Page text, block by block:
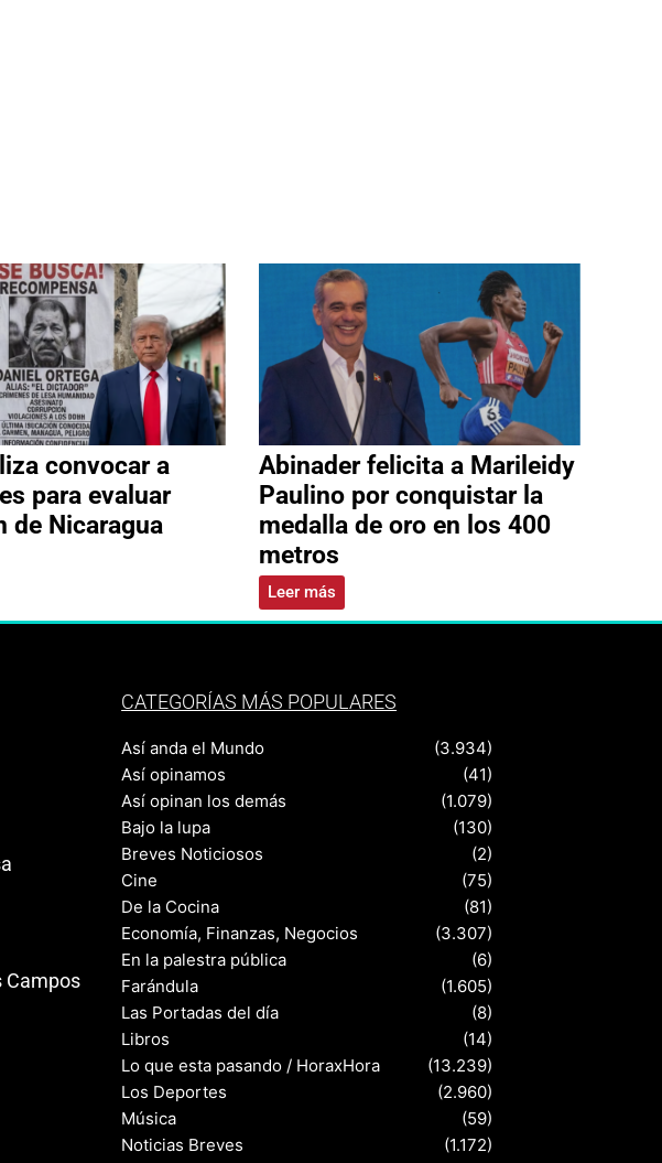
convocar a
para evaluar
de Nicaragua
Abinader felicita a Marileidy
Paulino por conquistar la
medalla de oro en los 400
metros
Leer más
Campos
CATEGORÍAS MÁS POPULARES
Así anda el Mundo
(3.934)
Así opinamos
(41)
Así opinan los demás
(1.079)
Bajo la lupa
(130)
Breves Noticiosos
(2)
Cine
(75)
De la Cocina
(81)
Economía, Finanzas, Negocios
(3.307)
En la palestra pública
(6)
Farándula
(1.605)
Las Portadas del día
(8)
Libros
(14)
Lo que esta pasando / HoraxHora
(13.239)
Los Deportes
(2.960)
Música
(59)
Noticias Breves
(1.172)